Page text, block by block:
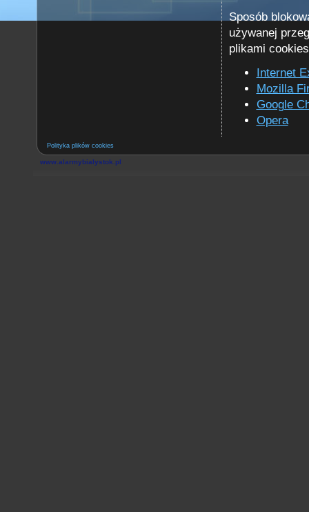
Sposób
używanej
plikami
Internet
Mozilla
Google
Opera
Polityka plików cookies
www.alarmybialystok.pl